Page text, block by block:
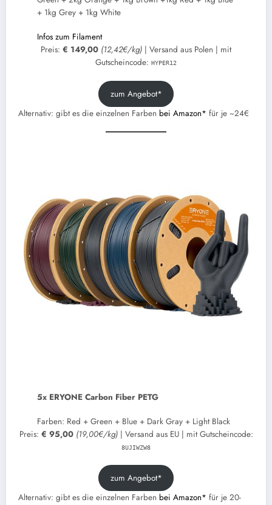
+ 1kg Grey + 1kg White
Infos zum Filament
Preis: € 149,00 (12,42€/kg) | Versand aus Polen | mit
Gutscheincode: HYPER12
zum Angebot*
Alternativ: gibt es die einzelnen Farben bei Amazon* für je ~24€
5x ERYONE Carbon Fiber PETG
Farben: Red + Green + Blue + Dark Gray + Light Black
Preis: € 95,00 (19,00€/kg)| Versand aus EU | mit Gutscheincode:
8UJIWZW8
zum Angebot*
Alternativ: gibt es die einzelnen Farben bei Amazon* für je 20-